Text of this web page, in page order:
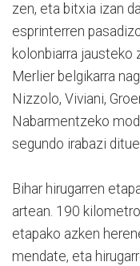
zen, eta bitxia izan
esprinterren
kolonbiarra jausteko
Merlier belgikarra
Nizzolo, Viviani,
Nabarmentzeko
segundo irabazi
Bihar hirugarren
artean. 190
etapako azken
mendate, eta